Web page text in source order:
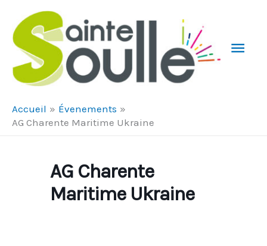
Accueil
Évenements
AG Charente Maritime Ukraine
AG Charente
Maritime Ukraine